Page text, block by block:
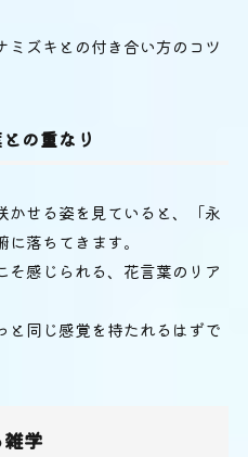
ミズキとの付き合い方のコツ
の重なり
かせる姿を見ていると、「永
落ちてきます。
そ感じられる、花言葉のリア
と同じ感覚を持たれるはずで
学